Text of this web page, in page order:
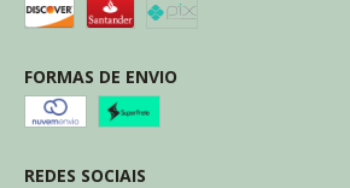
FORMAS DE ENVIO
REDES SOCIAIS